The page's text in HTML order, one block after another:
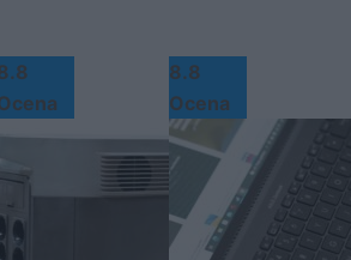
8.8
Ocena